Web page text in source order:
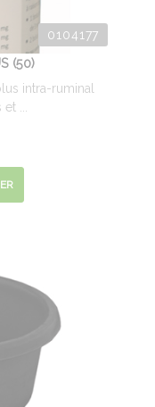
0104177
(50)
intra-ruminal
...